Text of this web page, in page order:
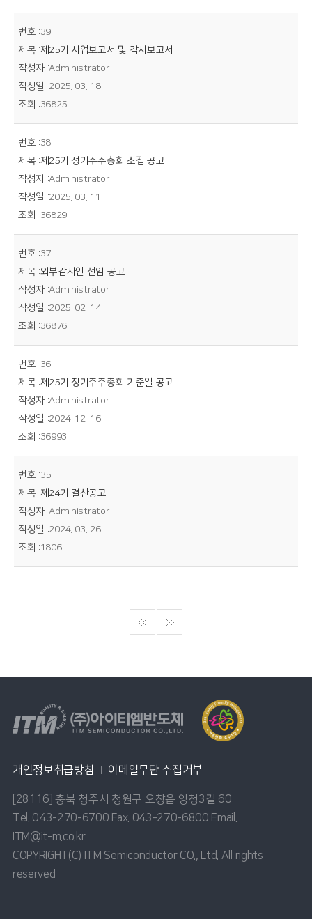
39
제25기 사업보고서 및 감사보고서
Administrator
2025. 03. 18
36825
38
제25기 정기주주총회 소집 공고
Administrator
2025. 03. 11
36829
37
외부감사인 선임 공고
Administrator
2025. 02. 14
36876
36
제25기 정기주주총회 기준일 공고
Administrator
2024. 12. 16
36993
35
제24기 결산공고
Administrator
2024. 03. 26
1806
개인정보취급방침 이메일무단 수집거부
[28116] 충북 청주시 청원구 오창읍 양청3길 60
Tel. 043-270-6700 Fax. 043-270-6800 Email.
ITM@it-m.co.kr
COPYRIGHT(C) ITM Semiconductor CO., Ltd. All rights
reserved